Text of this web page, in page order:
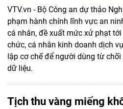
VTV.vn - Bộ Công an dự thảo
phạm hành chính lĩnh vực an
cá nhân, đề xuất mức xử phạt
chức, cá nhân kinh doanh dịch
lập cơ chế để người dùng từ
dữ liệu.
Tịch thu vàng miếng